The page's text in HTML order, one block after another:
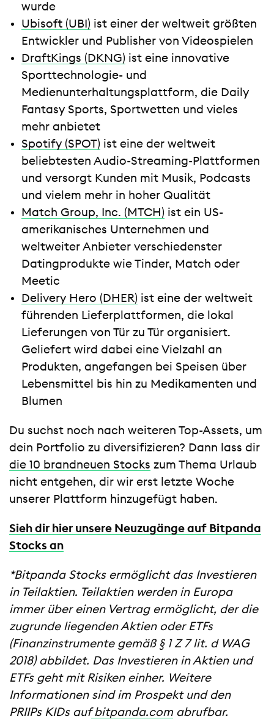
wurde
Ubisoft (UBI) ist einer der weltweit größten
Entwickler und Publisher von Videospielen
DraftKings (DKNG) ist eine innovative
Sporttechnologie- und
Medienunterhaltungsplattform, die Daily
Fantasy Sports, Sportwetten und vieles
mehr anbietet
Spotify (SPOT) ist eine der weltweit
beliebtesten Audio-Streaming-Plattformen
und versorgt Kunden mit Musik, Podcasts
und vielem mehr in hoher Qualität
Match Group, Inc. (MTCH) ist ein US-
amerikanisches Unternehmen und
weltweiter Anbieter verschiedenster
Datingprodukte wie Tinder, Match oder
Meetic
Delivery Hero (DHER) ist eine der weltweit
führenden Lieferplattformen, die lokal
Lieferungen von Tür zu Tür organisiert.
Geliefert wird dabei eine Vielzahl an
Produkten, angefangen bei Speisen über
Lebensmittel bis hin zu Medikamenten und
Blumen
Du suchst noch nach weiteren Top-Assets, um
dein Portfolio zu diversifizieren? Dann lass dir
die 10 brandneuen Stocks zum Thema Urlaub
nicht entgehen, dir wir erst letzte Woche
unserer Plattform hinzugefügt haben.
Sieh dir hier unsere Neuzugänge auf Bitpanda
Stocks an
*Bitpanda Stocks ermöglicht das Investieren
in Teilaktien. Teilaktien werden in Europa
immer über einen Vertrag ermöglicht, der die
zugrunde liegenden Aktien oder ETFs
(Finanzinstrumente gemäß § 1 Z 7 lit. d WAG
2018) abbildet. Das Investieren in Aktien und
ETFs geht mit Risiken einher. Weitere
Informationen sind im Prospekt und den
PRIIPs KIDs aufbitpanda.com abrufbar.